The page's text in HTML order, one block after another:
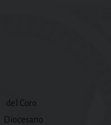
del Coro
Diocesano